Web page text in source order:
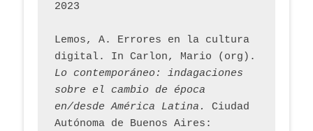
2023
Lemos, A. Errores en la cultura
Lo contemporáneo: indagaciones
sobre el cambio de época
en/desde América Latina.
Ciudad
Autónoma de Buenos Aires: